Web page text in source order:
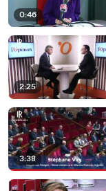
0:46
2:25
3:38